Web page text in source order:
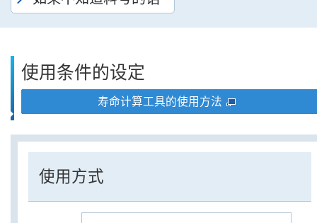
使用条件的设定
寿命计算工具的使用方法
使用方式